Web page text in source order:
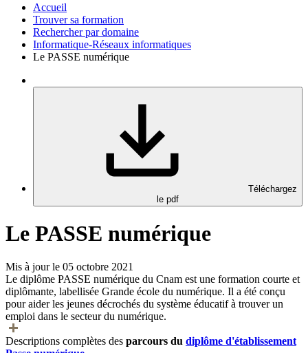
Accueil
Trouver sa formation
Rechercher par domaine
Informatique-Réseaux informatiques
Le PASSE numérique
Téléchargez
le pdf
Le PASSE numérique
Mis à jour le 05 octobre 2021
Le diplôme PASSE numérique du Cnam est une formation courte et
diplômante, labellisée Grande école du numérique. Il a été conçu
pour aider les jeunes décrochés du système éducatif à trouver un
emploi dans le secteur du numérique.
Descriptions complètes des parcours du diplôme d'établissement